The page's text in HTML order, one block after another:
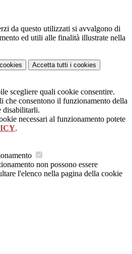
da questo utilizzati si avvalgono di
ed utili alle finalità illustrate nella
Accetta tutti i cookies
scegliere quali cookie consentire.
che consentono il funzionamento della
disabilitarli.
necessari al funzionamento potete
.
non possono essere
l'elenco nella pagina della cookie